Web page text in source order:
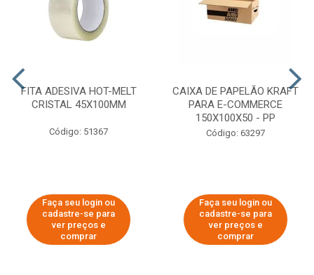
FITA ADESIVA HOT-MELT
CRISTAL 45X100MM
Código: 51367
Faça seu login ou
cadastre-se para
ver preços e
comprar
CAIXA DE PAPELÃO KRAFT
PARA E-COMMERCE
150X100X50 - PP
Código: 63297
Faça seu login ou
cadastre-se para
ver preços e
comprar